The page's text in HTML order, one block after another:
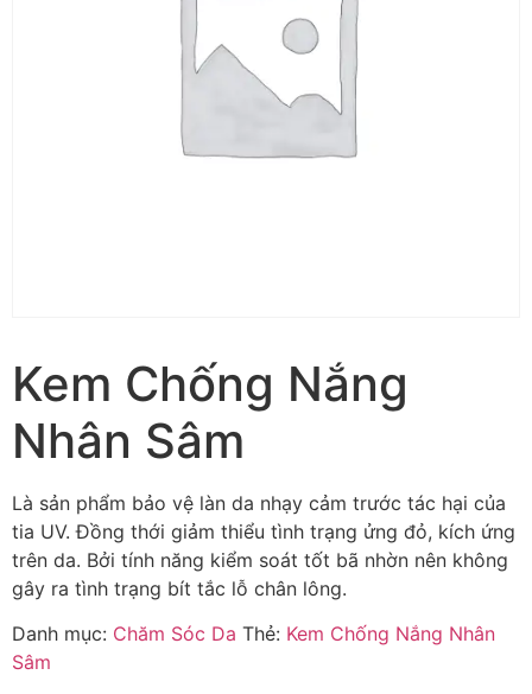
Kem Chống Nắng
Nhân Sâm
Là sản phẩm bảo vệ làn da nhạy cảm trước tác hại của
tia UV. Đồng thới giảm thiểu tình trạng ửng đỏ, kích ứng
trên da. Bởi tính năng kiểm soát tốt bã nhờn nên không
gây ra tình trạng bít tắc lỗ chân lông.
Danh mục: Chăm Sóc Da Thẻ: Kem Chống Nắng Nhân
Sâm